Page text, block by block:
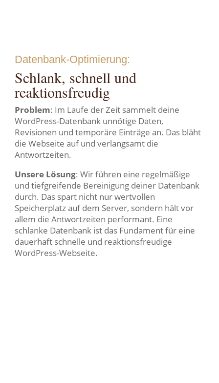
Datenbank-Optimierung:
Schlank, schnell und
reaktionsfreudig
Problem: Im Laufe der Zeit sammelt deine
WordPress-Datenbank unnötige Daten,
Revisionen und temporäre Einträge an. Das bläht
die Webseite auf und verlangsamt die
Antwortzeiten.
Unsere Lösung: Wir führen eine regelmäßige
und tiefgreifende Bereinigung deiner Datenbank
durch. Das spart nicht nur wertvollen
Speicherplatz auf dem Server, sondern hält vor
allem die Antwortzeiten performant. Eine
schlanke Datenbank ist das Fundament für eine
dauerhaft schnelle und reaktionsfreudige
WordPress-Webseite.